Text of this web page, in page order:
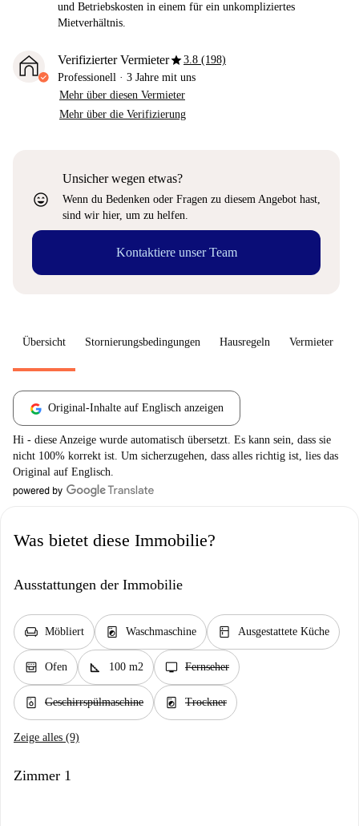
und Betriebskosten in einem für ein unkompliziertes
Mietverhältnis.
Verifizierter Vermieterstar3.8 (198)
Professionell · 3 Jahre mit uns
Mehr über diesen Vermieter
Mehr über die Verifizierung
sentiment_very_satisfied
Unsicher wegen etwas?
Wenn du Bedenken oder Fragen zu diesem Angebot hast,
sind wir hier, um zu helfen.
Kontaktiere unser Team
Übersicht Stornierungsbedingungen Hausregeln Vermieter
Original-Inhalte auf Englisch anzeigen
Hi - diese Anzeige wurde automatisch übersetzt. Es kann sein, dass sie
nicht 100% korrekt ist. Um sicherzugehen, dass alles richtig ist, lies das
Original auf Englisch.
Was bietet diese Immobilie?
Ausstattungen der Immobilie
chair Möbliert local_laundry_service Waschmaschine kitchen Ausgestattete Küche
oven_gen Ofen square_foot 100 m2 tv Fernseher
dishwasher_gen Geschirrspülmaschine local_laundry_service Trockner
Zeige alles (9)
Zimmer 1